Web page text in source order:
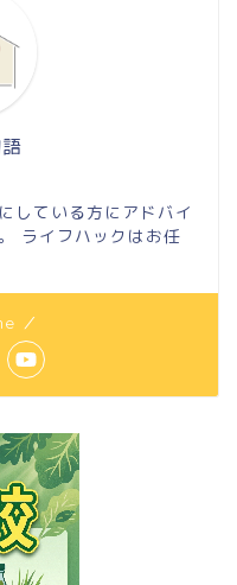
している方にアドバイ
ライフハックはお任
／